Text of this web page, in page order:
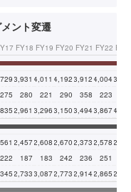
ント変遷
FY18 FY19 FY20 FY21 FY22
3,931 4,011 4,192 3,912 4,004
275 280 221 290 358 223
2,961 3,296 3,150 3,4943,867
2,4572,608 2,670 2,373 2,578
222 187 183 242 236 251
2,733 3,0872,773 2,9142,865